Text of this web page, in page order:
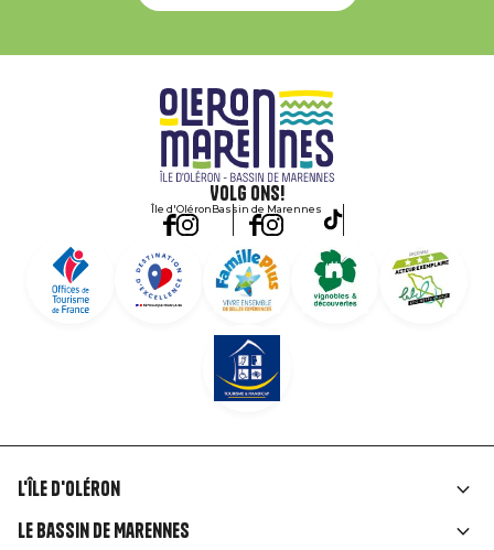
Volg ons!
Île d'OléronBassin de Marennes
Liens
rubriques
L'île d'Oléron
Le Bassin de Marennes